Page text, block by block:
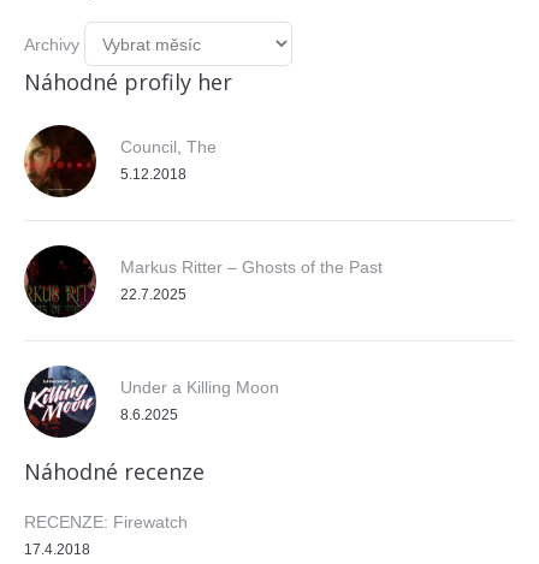
Archivy
Náhodné profily her
Council, The
5.12.2018
Markus Ritter – Ghosts of the Past
22.7.2025
Under a Killing Moon
8.6.2025
Náhodné recenze
RECENZE: Firewatch
17.4.2018